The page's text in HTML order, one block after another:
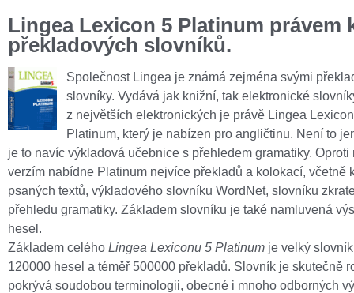
Lingea Lexicon 5 Platinum právem
překladových slovníků.
Společnost Lingea je známá zejména svými
slovníky. Vydává jak knižní, tak elektronické
z největších elektronických je právě Lingea
Platinum, který je nabízen pro angličtinu. Není to
je to navíc výkladová učebnice s přehledem gramatiky. Oproti
verzím nabídne Platinum nejvíce překladů a kolokací, včetně
psaných textů, výkladového slovníku WordNet, slovníku
přehledu gramatiky. Základem slovníku je také namluvená
hesel.
Základem celého Lingea Lexiconu 5 Platinum je velký
120000 hesel a téměř 500000 překladů. Slovník je skutečně
pokrývá soudobou terminologii, obecné i mnoho odborných